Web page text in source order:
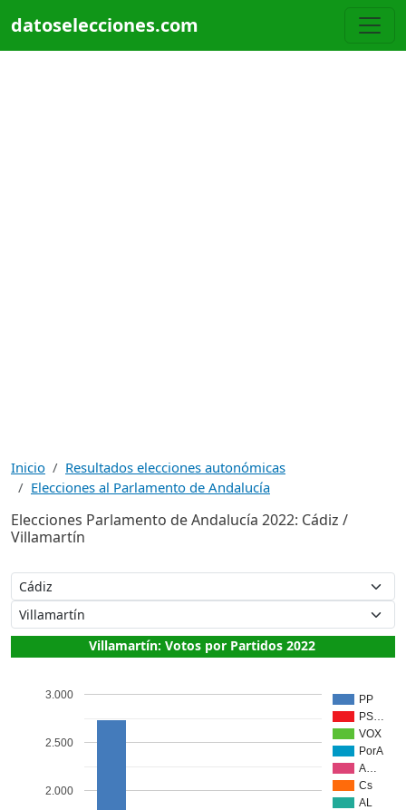
datoselecciones.com
Inicio
Resultados elecciones autonómicas
Elecciones al Parlamento de Andalucía
Elecciones Parlamento de Andalucía 2022: Cádiz /
Villamartín
Villamartín: Votos por Partidos 2022
PP
PS…
VOX
PorA
A…
Cs
AL
2.000
2.500
3.000